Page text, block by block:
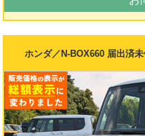
ホンダ／N-BOX660 届出済